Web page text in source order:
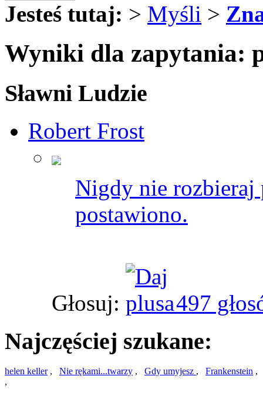
Jesteś tutaj: > Myśli >
Wyniki dla zapytania:
Sławni Ludzie
Robert Frost
Nigdy nie rozbieraj
postawiono.
Głosuj: 497
Najczęściej szukane:
helen keller, Nie rękami...twarzy , Gdy umyjesz , Frankenstein
,